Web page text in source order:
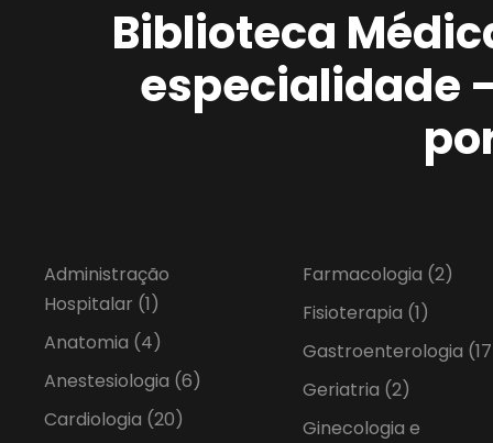
Biblioteca
especialidade
Administração
Hospitalar (1)
Anatomia (4)
Anestesiologia (6)
Cardiologia (20)
Farmacologia (2)
Fisioterapia (1)
Gastroenterologia
Geriatria (2)
Ginecologia e